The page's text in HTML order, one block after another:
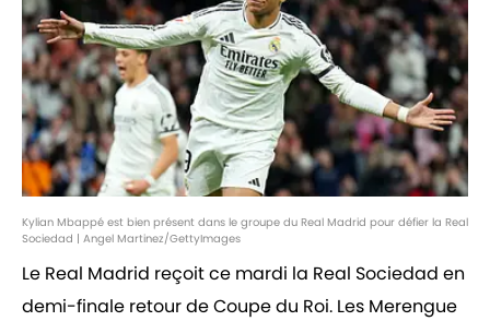
Kylian Mbappé est bien présent dans le groupe du Real Madrid pour défier la Real
Sociedad | Angel Martinez/GettyImages
Le Real Madrid reçoit ce mardi la Real Sociedad en
demi-finale retour de Coupe du Roi. Les Merengue